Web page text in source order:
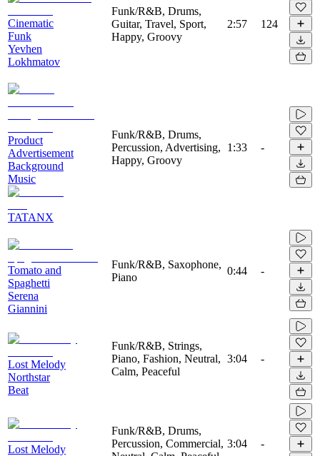
Cinematic
Funk
Yevhen
Lokhmatov
Funk/R&B, Drums,
Guitar, Travel, Sport,
Happy, Groovy
2:57 124
Product
Advertisement
Background
Music
TATANX
Funk/R&B, Drums,
Percussion, Advertising,
Happy, Groovy
1:33 -
Tomato and
Spaghetti
Serena
Giannini
Funk/R&B, Saxophone,
Piano
0:44 -
Lost Melody
Northstar
Beat
Funk/R&B, Strings,
Piano, Fashion, Neutral,
Calm, Peaceful
3:04 -
Lost Melody
Funk/R&B, Drums,
Percussion, Commercial, 3:04 -